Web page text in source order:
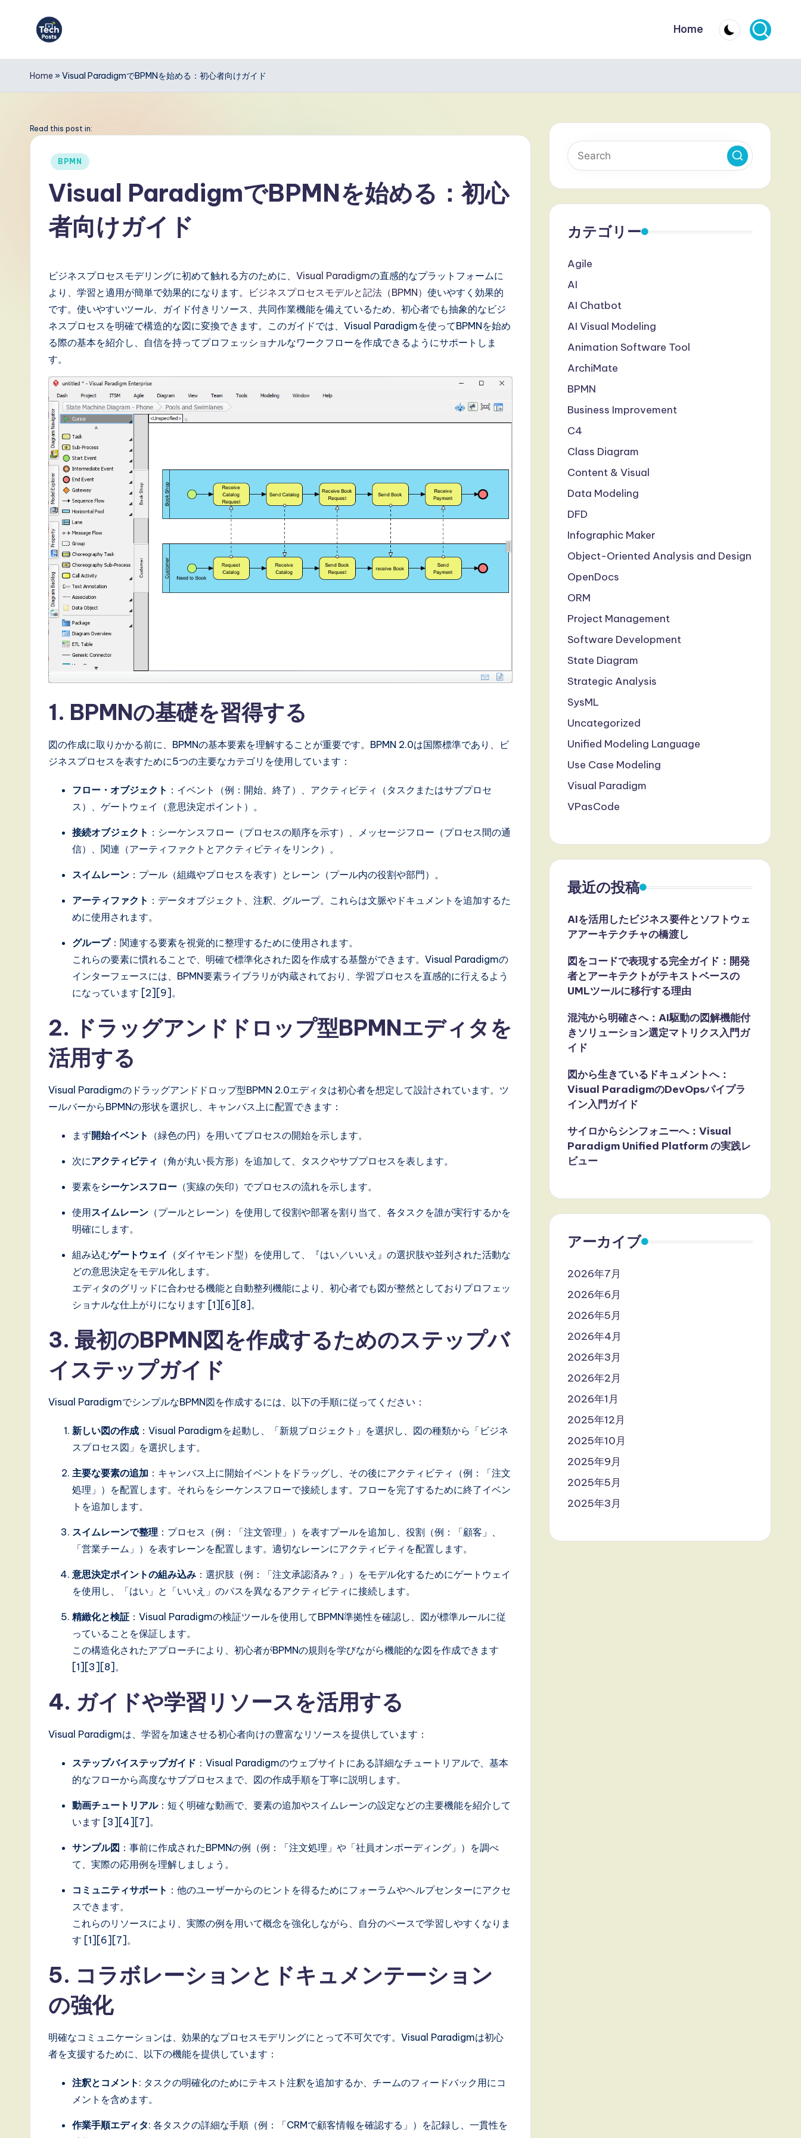
T
e
h
Home
Home » Visual ParadigmでBPMNを始める：初心者向けガイド
Read this post in:
Posted
BPMN
Visual ParadigmでBPMNを始める：初心
者向けガイド
ビジネスプロセスモデリングに初めて触れる方のために、 Visual Paradigmの直感的なプラットフォームに
より、学習と適用が簡単で効果的になります。
ビジネスプロセスモデルと記法（BPMN） 使いやすく効果的
です。使いやすいツール、ガイド付きリソース、共同作業機能を備えているため、初心者でも抽象的なビジ
ネスプロセスを明確で構造的な図に変換できます。このガイドでは、Visual Paradigmを使ってBPMNを始め
る際の基本を紹介し、自信を持ってプロフェッショナルなワークフローを作成できるようにサポートしま
す。
1. BPMNの基礎を習得する
図の作成に取りかかる前に、BPMNの基本要素を理解することが重要です。BPMN 2.0は国際標準であり、ビ
ジネスプロセスを表すために5つの主要なカテゴリを使用しています：
フロー・オブジェクト ：イベント（例：開始、終了）、アクティビティ（タスクまたはサブプロセ
ス）、ゲートウェイ（意思決定ポイント）。
接続オブジェクト ：シーケンスフロー（プロセスの順序を示す）、メッセージフロー（プロセス間の通
信）、関連（アーティファクトとアクティビティをリンク）。
スイムレーン ：プール（組織やプロセスを表す）とレーン（プール内の役割や部門）。
アーティファクト ：データオブジェクト、注釈、グループ。これらは文脈やドキュメントを追加するた
めに使用されます。
グループ：関連する要素を視覚的に整理するために使用されます。
これらの要素に慣れることで、明確で標準化された図を作成する基盤ができます。Visual Paradigmの
インターフェースには、BPMN要素ライブラリが内蔵されており、学習プロセスを直感的に行えるよう
になっています [2][9]。
2. ドラッグアンドドロップ型BPMNエディタを
活用する
Visual Paradigmのドラッグアンドドロップ型BPMN 2.0エディタは初心者を想定して設計されています。ツ
ールバーからBPMNの形状を選択し、キャンバス上に配置できます：
まず開始イベント （緑色の円）を用いてプロセスの開始を示します。
次にアクティビティ （角が丸い長方形）を追加して、タスクやサブプロセスを表します。
要素をシーケンスフロー （実線の矢印）でプロセスの流れを示します。
使用スイムレーン （プールとレーン）を使用して役割や部署を割り当て、各タスクを誰が実行するかを
明確にします。
組み込むゲートウェイ （ダイヤモンド型）を使用して、『はい／いいえ』の選択肢や並列された活動な
どの意思決定をモデル化します。
エディタのグリッドに合わせる機能と自動整列機能により、初心者でも図が整然としておりプロフェッ
ショナルな仕上がりになります [1][6][8]。
3. 最初のBPMN図を作成するためのステップバ
イステップガイド
Visual ParadigmでシンプルなBPMN図を作成するには、以下の手順に従ってください：
新しい図の作成 ：Visual Paradigmを起動し、「新規プロジェクト」を選択し、図の種類から「ビジネ
スプロセス図」を選択します。
主要な要素の追加 ：キャンバス上に開始イベントをドラッグし、その後にアクティビティ（例：「注文
処理」）を配置します。それらをシーケンスフローで接続します。フローを完了するために終了イベン
トを追加します。
スイムレーンで整理 ：プロセス（例：「注文管理」）を表すプールを追加し、役割（例：「顧客」、
「営業チーム」）を表すレーンを配置します。適切なレーンにアクティビティを配置します。
意思決定ポイントの組み込み ：選択肢（例：「注文承認済み？」）をモデル化するためにゲートウェイ
を使用し、「はい」と「いいえ」のパスを異なるアクティビティに接続します。
精緻化と検証 ：Visual Paradigmの検証ツールを使用してBPMN準拠性を確認し、図が標準ルールに従
っていることを保証します。
この構造化されたアプローチにより、初心者がBPMNの規則を学びながら機能的な図を作成できます
[1][3][8]。
4. ガイドや学習リソースを活用する
Visual Paradigmは、学習を加速させる初心者向けの豊富なリソースを提供しています：
ステップバイステップガイド ：Visual Paradigmのウェブサイトにある詳細なチュートリアルで、基本
的なフローから高度なサブプロセスまで、図の作成手順を丁寧に説明します。
動画チュートリアル：短く明確な動画で、要素の追加やスイムレーンの設定などの主要機能を紹介して
います [3][4][7]。
サンプル図 ：事前に作成されたBPMNの例（例：「注文処理」や「社員オンボーディング」）を調べ
て、実際の応用例を理解しましょう。
コミュニティサポート ：他のユーザーからのヒントを得るためにフォーラムやヘルプセンターにアクセ
スできます。
これらのリソースにより、実際の例を用いて概念を強化しながら、自分のペースで学習しやすくなりま
す [1][6][7]。
5. コラボレーションとドキュメンテーション
の強化
明確なコミュニケーションは、効果的なプロセスモデリングにとって不可欠です。Visual Paradigmは初心
者を支援するために、以下の機能を提供しています：
注釈とコメント : タスクの明確化のためにテキスト注釈を追加するか、チームのフィードバック用にコ
メントを含めます。
作業手順エディタ: 各タスクの詳細な手順（例：「CRMで顧客情報を確認する」）を記録し、一貫性を
カテゴリー
Agile
AI
AI Chatbot
AI Visual Modeling
Animation Software Tool
ArchiMate
BPMN
Business Improvement
C4
Class Diagram
Content & Visual
Data Modeling
DFD
Infographic Maker
Object-Oriented Analysis and Design
OpenDocs
ORM
Project Management
Software Development
State Diagram
Strategic Analysis
SysML
Uncategorized
Unified Modeling Language
Use Case Modeling
Visual Paradigm
VPasCode
最近の投稿
AIを活用したビジネス要件とソフトウェ
アアーキテクチャの橋渡し
図をコードで表現する完全ガイド：開発
者とアーキテクトがテキストベースの
UMLツールに移行する理由
混沌から明確さへ：AI駆動の図解機能付
きソリューション選定マトリクス入門ガ
イド
図から生きているドキュメントへ：
Visual ParadigmのDevOpsパイプラ
イン入門ガイド
サイロからシンフォニーへ：Visual
Paradigm Unified Platform の実践レ
ビュー
アーカイブ
2026年7月
2026年6月
2026年5月
2026年4月
2026年3月
2026年2月
2026年1月
2025年12月
2025年10月
2025年9月
2025年5月
2025年3月